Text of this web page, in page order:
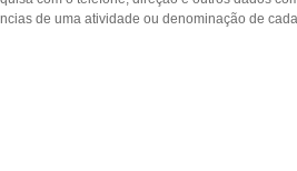
de uma atividade ou denominação de